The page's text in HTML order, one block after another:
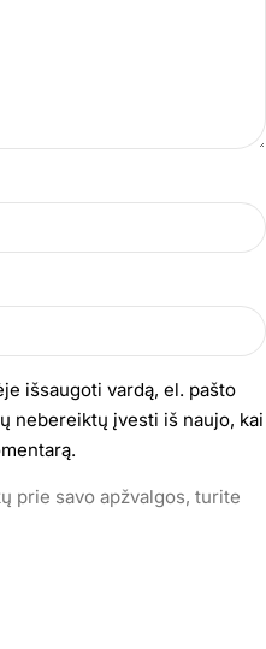
išsaugoti vardą, el. pašto
nebereiktų įvesti iš naujo, kai
prie savo apžvalgos, turite